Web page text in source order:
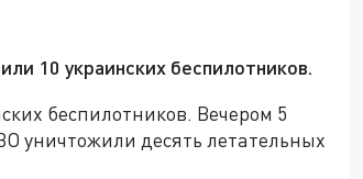
10 украинских беспилотников.
беспилотников. Вечером 5
уничтожили десять летательных